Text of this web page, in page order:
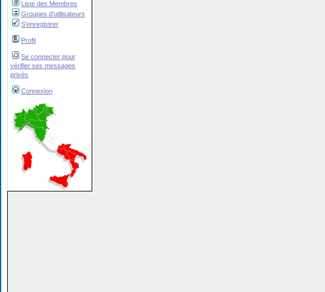
Liste des Membres
Groupes d'utilisateurs
S'enregistrer
Profil
Se connecter pour
vérifier ses messages
privés
Connexion